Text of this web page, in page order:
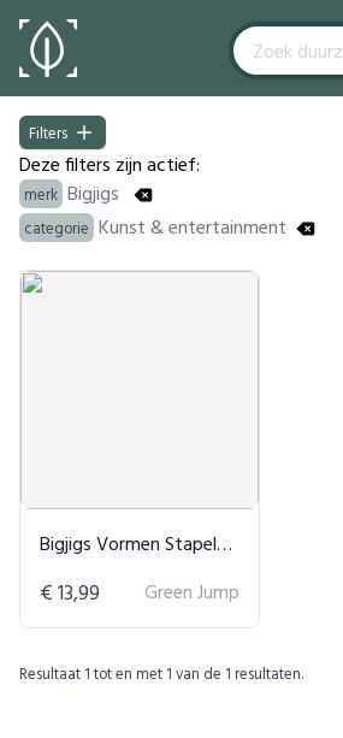
Filters
Filters
Deze filters zijn actief:
merk Bigjigs
categorie Kunst & entertainment
Products
Bigjigs Vormen Stapelaar
€ 13,99 Green Jump
Resultaat 1tot en met 1 van de 1 resultaten.